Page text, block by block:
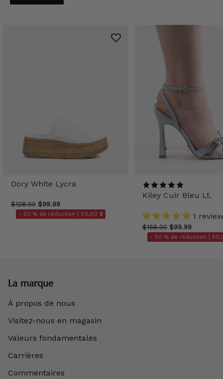
Dory White Lycra
$128.00 $99.99
- 50 % de réduction | 50,00 $
Kiley Cuir Bleu Lt.
1 review
$158.00 $99.99
- 50 % de réduction |
La marque
À propos de nous
Visitez-nous en magasin
Valeurs fondamentales
Carrières
Commentaires